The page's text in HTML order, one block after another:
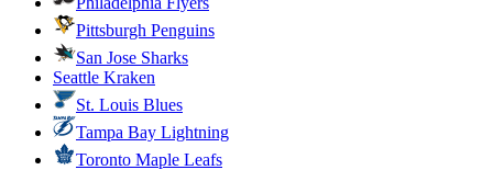
Pittsburgh Penguins
San Jose Sharks
Seattle Kraken
St. Louis Blues
Tampa Bay Lightning
Toronto Maple Leafs